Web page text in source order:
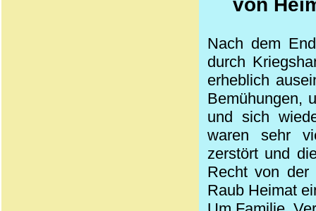
von
Nach dem
durch
erheblich
Bemühungen,
und sich
waren sehr
zerstört und
Recht von der
Raub Heimat